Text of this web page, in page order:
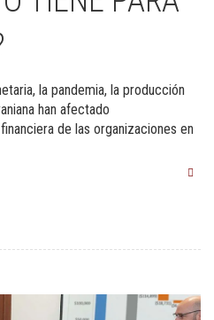
la pandemia, la producción
han afectado
de las organizaciones en